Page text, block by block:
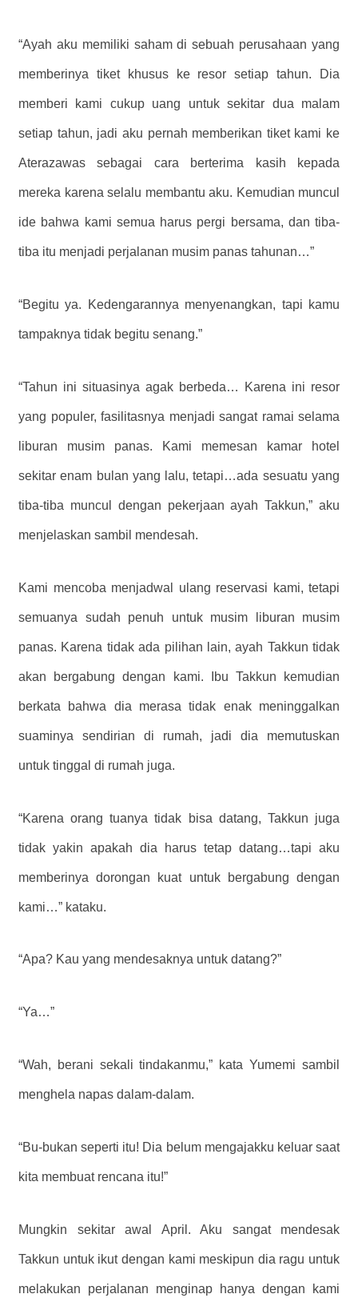
“Ayah aku memiliki saham di sebuah perusahaan yang
memberinya tiket khusus ke resor setiap tahun. Dia
memberi kami cukup uang untuk sekitar dua malam
setiap tahun, jadi aku pernah memberikan tiket kami ke
Aterazawas sebagai cara berterima kasih kepada
mereka karena selalu membantu aku. Kemudian muncul
ide bahwa kami semua harus pergi bersama, dan tiba-
tiba itu menjadi perjalanan musim panas tahunan…”
“Begitu ya. Kedengarannya menyenangkan, tapi kamu
tampaknya tidak begitu senang.”
“Tahun ini situasinya agak berbeda… Karena ini resor
yang populer, fasilitasnya menjadi sangat ramai selama
liburan musim panas. Kami memesan kamar hotel
sekitar enam bulan yang lalu, tetapi…ada sesuatu yang
tiba-tiba muncul dengan pekerjaan ayah Takkun,” aku
menjelaskan sambil mendesah.
Kami mencoba menjadwal ulang reservasi kami, tetapi
semuanya sudah penuh untuk musim liburan musim
panas. Karena tidak ada pilihan lain, ayah Takkun tidak
akan bergabung dengan kami. Ibu Takkun kemudian
berkata bahwa dia merasa tidak enak meninggalkan
suaminya sendirian di rumah, jadi dia memutuskan
untuk tinggal di rumah juga.
“Karena orang tuanya tidak bisa datang, Takkun juga
tidak yakin apakah dia harus tetap datang…tapi aku
memberinya dorongan kuat untuk bergabung dengan
kami…” kataku.
“Apa? Kau yang mendesaknya untuk datang?”
“Ya…”
“Wah, berani sekali tindakanmu,” kata Yumemi sambil
menghela napas dalam-dalam.
“Bu-bukan seperti itu! Dia belum mengajakku keluar saat
kita membuat rencana itu!”
Mungkin sekitar awal April. Aku sangat mendesak
Takkun untuk ikut dengan kami meskipun dia ragu untuk
melakukan perjalanan menginap hanya dengan kami